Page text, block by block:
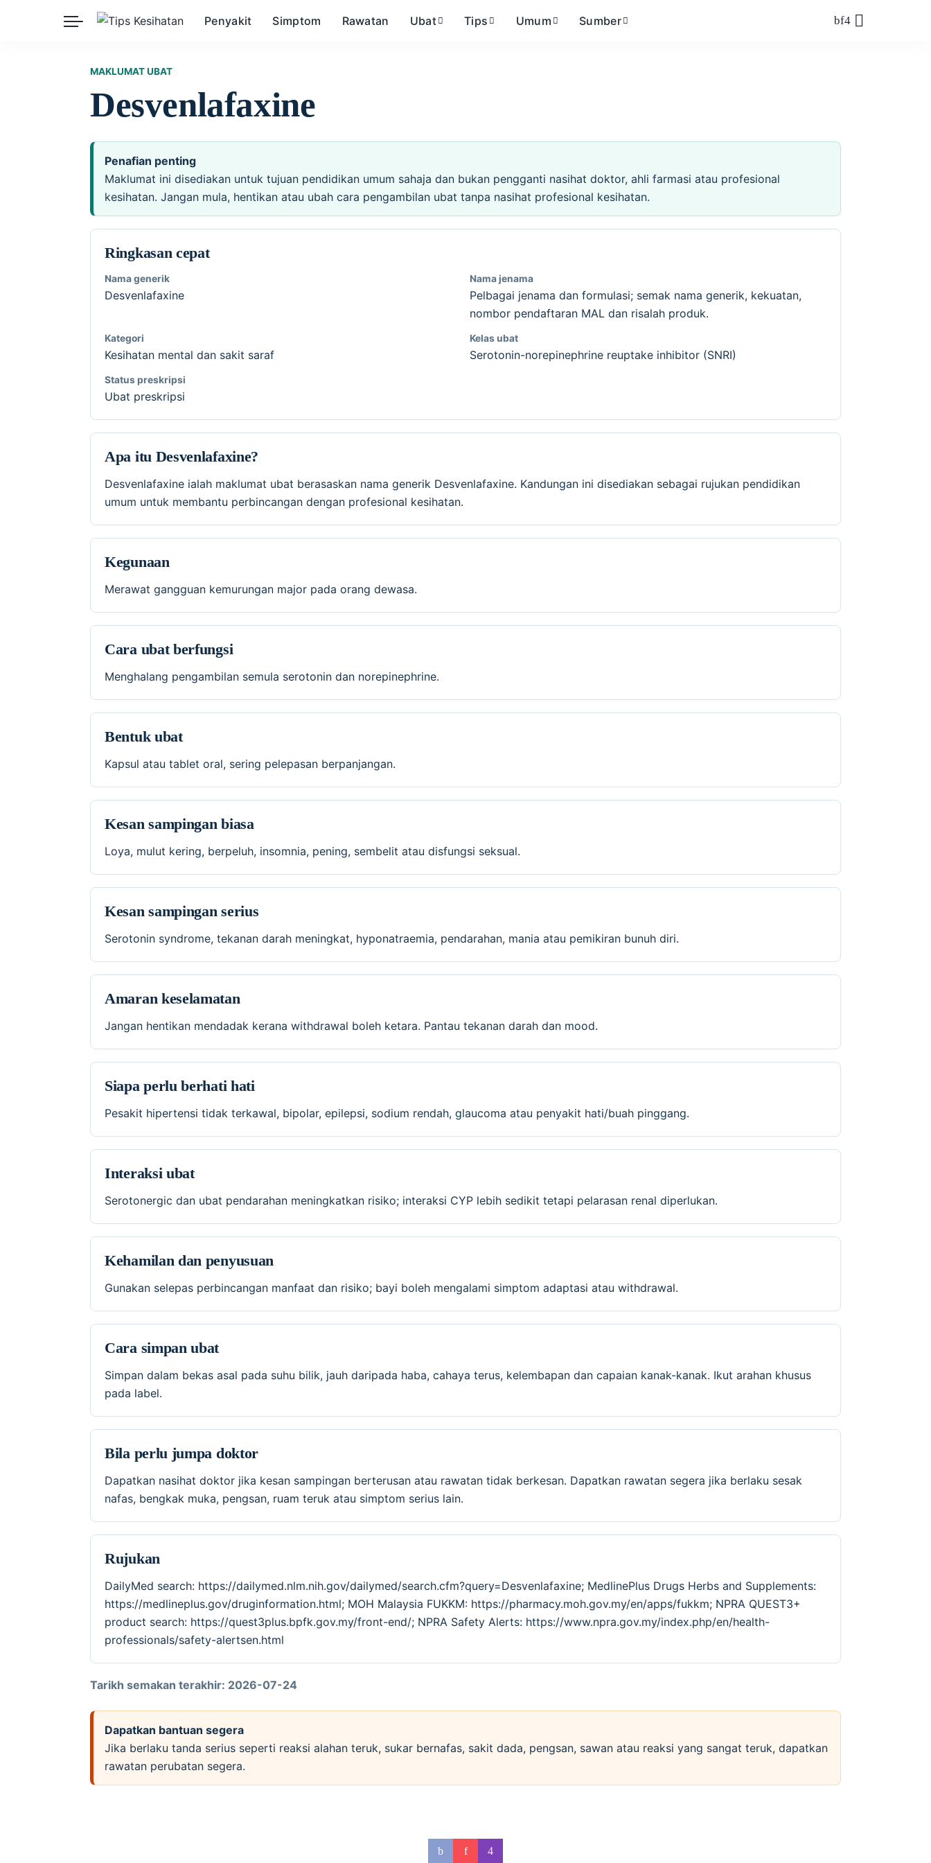
Penyakit Simptom Rawatan Ubat
Herba
Tips
Keibubapaan
Kehamilan
Kesihatan Mental
Umum
Kesihatan Awam
Kesihatan Digital
Sains Sukan
Sumber
MAKLUMAT UBAT
Desvenlafaxine
Penafian penting
Maklumat ini disediakan untuk tujuan pendidikan umum sahaja dan bukan pengganti nasihat doktor, ahli farmasi atau profesional
kesihatan. Jangan mula, hentikan atau ubah cara pengambilan ubat tanpa nasihat profesional kesihatan.
Ringkasan cepat
Nama generik
Desvenlafaxine
Nama jenama
Pelbagai jenama dan formulasi; semak nama generik, kekuatan,
nombor pendaftaran MAL dan risalah produk.
Kategori
Kesihatan mental dan sakit saraf
Kelas ubat
Serotonin-norepinephrine reuptake inhibitor (SNRI)
Status preskripsi
Ubat preskripsi
Apa itu Desvenlafaxine?
Desvenlafaxine ialah maklumat ubat berasaskan nama generik Desvenlafaxine. Kandungan ini disediakan sebagai rujukan pendidikan
umum untuk membantu perbincangan dengan profesional kesihatan.
Kegunaan
Merawat gangguan kemurungan major pada orang dewasa.
Cara ubat berfungsi
Menghalang pengambilan semula serotonin dan norepinephrine.
Bentuk ubat
Kapsul atau tablet oral, sering pelepasan berpanjangan.
Kesan sampingan biasa
Loya, mulut kering, berpeluh, insomnia, pening, sembelit atau disfungsi seksual.
Kesan sampingan serius
Serotonin syndrome, tekanan darah meningkat, hyponatraemia, pendarahan, mania atau pemikiran bunuh diri.
Amaran keselamatan
Jangan hentikan mendadak kerana withdrawal boleh ketara. Pantau tekanan darah dan mood.
Siapa perlu berhati hati
Pesakit hipertensi tidak terkawal, bipolar, epilepsi, sodium rendah, glaucoma atau penyakit hati/buah pinggang.
Interaksi ubat
Serotonergic dan ubat pendarahan meningkatkan risiko; interaksi CYP lebih sedikit tetapi pelarasan renal diperlukan.
Kehamilan dan penyusuan
Gunakan selepas perbincangan manfaat dan risiko; bayi boleh mengalami simptom adaptasi atau withdrawal.
Cara simpan ubat
Simpan dalam bekas asal pada suhu bilik, jauh daripada haba, cahaya terus, kelembapan dan capaian kanak-kanak. Ikut arahan khusus
pada label.
Bila perlu jumpa doktor
Dapatkan nasihat doktor jika kesan sampingan berterusan atau rawatan tidak berkesan. Dapatkan rawatan segera jika berlaku sesak
nafas, bengkak muka, pengsan, ruam teruk atau simptom serius lain.
Rujukan
DailyMed search: https://dailymed.nlm.nih.gov/dailymed/search.cfm?query=Desvenlafaxine; MedlinePlus Drugs Herbs and Supplements:
https://medlineplus.gov/druginformation.html; MOH Malaysia FUKKM: https://pharmacy.moh.gov.my/en/apps/fukkm; NPRA QUEST3+
product search: https://quest3plus.bpfk.gov.my/front-end/; NPRA Safety Alerts: https://www.npra.gov.my/index.php/en/health-
professionals/safety-alertsen.html
Tarikh semakan terakhir: 2026-07-24
Dapatkan bantuan segera
Jika berlaku tanda serius seperti reaksi alahan teruk, sukar bernafas, sakit dada, pengsan, sawan atau reaksi yang sangat teruk, dapatkan
rawatan perubatan segera.